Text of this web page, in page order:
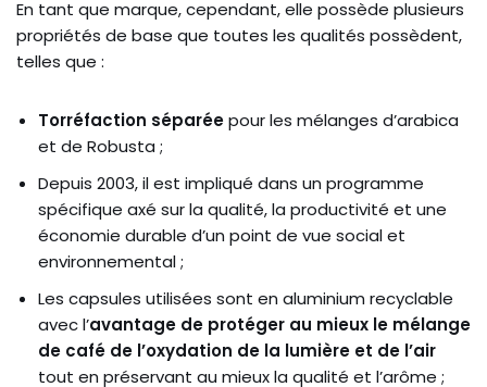
En tant que marque, cependant, elle possède plusieurs
propriétés de base que toutes les qualités possèdent,
telles que :
Torréfaction séparéepour les mélanges d’arabica
et de Robusta ;
Depuis 2003, il est impliqué dans un programme
spécifique axé sur la qualité, la productivité et une
économie durable d’un point de vue social et
environnemental ;
Les capsules utilisées sont en aluminium recyclable
avec l’avantage de protéger au mieux le mélange
de café de l’oxydation de la lumière et de l’air
tout en préservant au mieux la qualité et l’arôme ;